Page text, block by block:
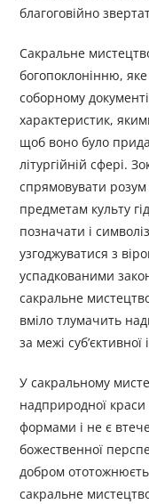
благоговійно
Сакральне
богопоклонінню,
соборному
характеристик,
щоб воно було
літургійній сфері.
спрямовувати
предметам культу
позначати і
узгоджуватися з
успадкованими
сакральне
вміло тлумачить
за межі суб’єктивної
У сакральному
надприродної
формами і не є
божественної
добром
сакральне